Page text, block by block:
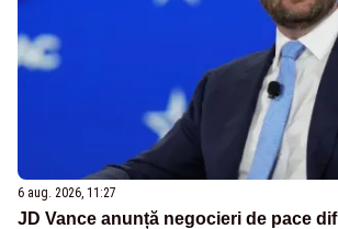
6 aug. 2026, 11:27
JD Vance anunță negocieri de pace